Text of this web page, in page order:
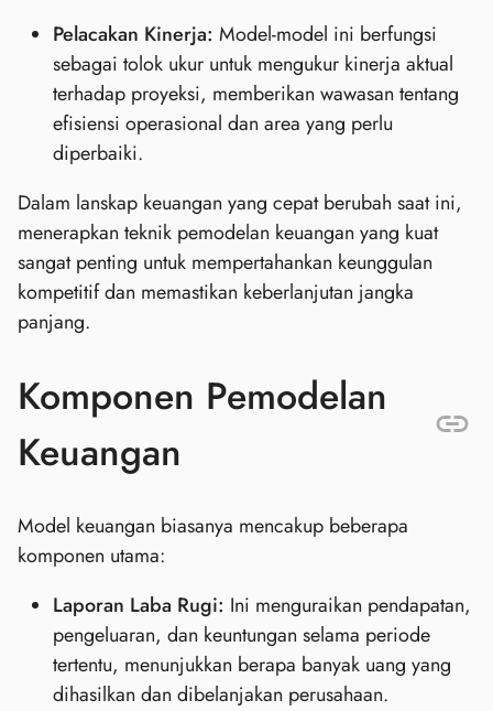
Pelacakan Kinerja: Model-model ini berfungsi
sebagai tolok ukur untuk mengukur kinerja aktual
terhadap proyeksi, memberikan wawasan tentang
efisiensi operasional dan area yang perlu
diperbaiki.
Dalam lanskap keuangan yang cepat berubah saat ini,
menerapkan teknik pemodelan keuangan yang kuat
sangat penting untuk mempertahankan keunggulan
kompetitif dan memastikan keberlanjutan jangka
panjang.
Komponen Pemodelan
Keuangan
Model keuangan biasanya mencakup beberapa
komponen utama:
Laporan Laba Rugi: Ini menguraikan pendapatan,
pengeluaran, dan keuntungan selama periode
tertentu, menunjukkan berapa banyak uang yang
dihasilkan dan dibelanjakan perusahaan.